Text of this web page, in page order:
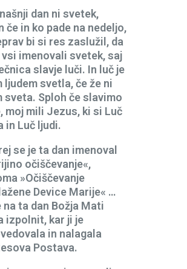
dan ni svetek,
če in ko pade na nedeljo,
bi si res zaslužil, da
vsi imenovali svetek, saj
slavje luči. In luč je
ljudem svetla, če že ni
sveta. Sploh če slavimo
moj mili Jezus, ki si Luč
in Luč ljudi.
se je ta dan imenoval
očiščevanje«,
»Očiščevanje
Device Marije« …
na ta dan Božja Mati
izpolnit, kar ji je
in nalagala
Postava.